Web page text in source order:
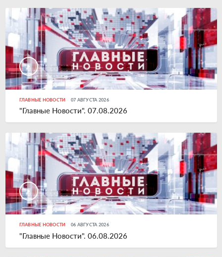
ГЛАВНЫЕ НОВОСТИ 07 АВГУСТА 2026
"Главные Новости". 07.08.2026
ГЛАВНЫЕ НОВОСТИ 06 АВГУСТА 2026
"Главные Новости". 06.08.2026